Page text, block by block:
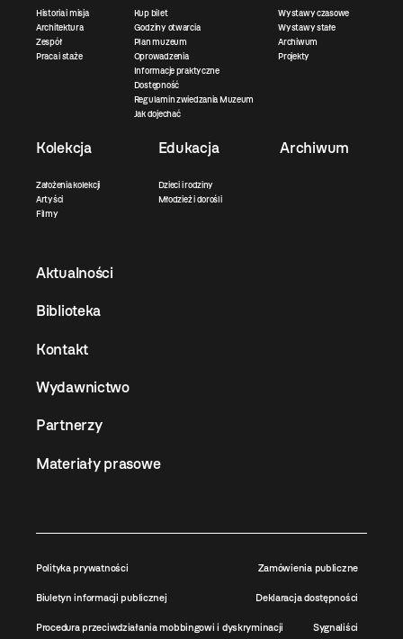
Historia i misja
Architektura
Zespół
Praca i staże
Kup bilet
Godziny otwarcia
Plan muzeum
Oprowadzenia
Informacje praktyczne
Dostępność
Regulamin zwiedzania Muzeum
Jak dojechać
Wystawy czasowe
Wystawy stałe
Archiwum
Projekty
Kolekcja
Założenia kolekcji
Artyści
Filmy
Edukacja
Dzieci i rodziny
Młodzież i dorośli
Archiwum
Aktualności
Biblioteka
Kontakt
Wydawnictwo
Partnerzy
Materiały prasowe
Polityka prywatności Zamówienia publiczne
Biuletyn informacji publicznej Deklaracja dostępności
Procedura przeciwdziałania mobbingowi i dyskryminacji Sygnaliści